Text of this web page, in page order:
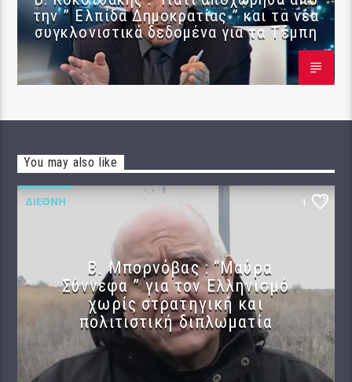
την ” Ελπίδα Δημοκρατίας ” και τα νέα
συγκλονιστικά δεδομένα για τα Τέμπη
You may also like
ΔΙΕΘΝΉ 1
B. Μπορνόβας : “Μαύρα
Σύννεφα ” για τον Ελληνισμό
χωρίς στρατηγική και
πολιτιστική διπλωματία